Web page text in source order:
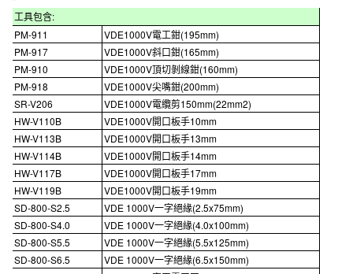
工具包含:
PM-911
VDE1000V電工鉗(195mm)
PM-917
VDE1000V斜口鉗(165mm)
PM-910
VDE1000V頂切剝線鉗(160mm)
PM-918
VDE1000V尖嘴鉗(200mm)
SR-V206
VDE1000V電纜剪150mm(22mm2)
HW-V110B
VDE1000V開口板手10mm
HW-V113B
VDE1000V開口板手13mm
HW-V114B
VDE1000V開口板手14mm
HW-V117B
VDE1000V開口板手17mm
HW-V119B
VDE1000V開口板手19mm
SD-800-S2.5
VDE 1000V一字絕緣(2.5x75mm)
SD-800-S4.0
VDE 1000V一字絕緣(4.0x100mm)
SD-800-S5.5
VDE 1000V一字絕緣(5.5x125mm)
SD-800-S6.5
VDE 1000V一字絕緣(6.5x150mm)